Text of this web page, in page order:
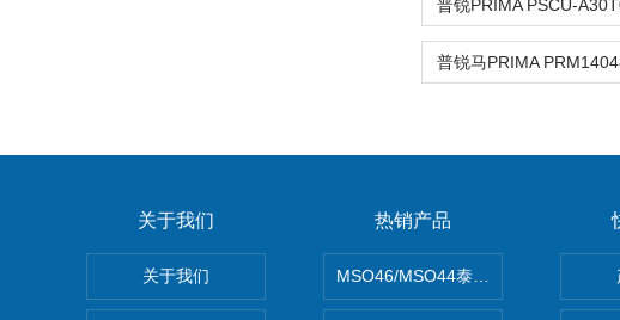
关于我们
关于我们
热销产品
MSO46/MSO44泰克Tektronix